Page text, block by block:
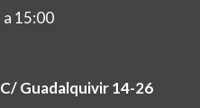
a 15:00
Guadalquivir 14-26